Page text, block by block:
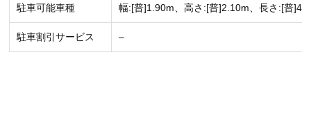
駐車可能車種 幅:[普]1.90m、高さ:[普]2.10m、長さ:[普
駐車割引サービス –